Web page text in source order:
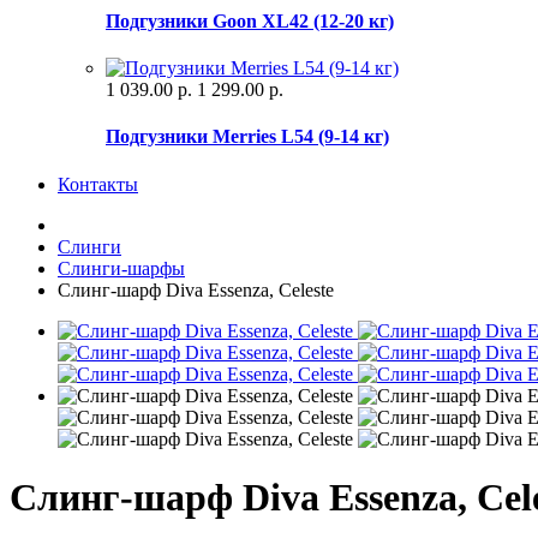
Подгузники Goon XL42 (12-20 кг)
1 039.00 р. 1 299.00 р.
Подгузники Merries L54 (9-14 кг)
Контакты
Слинги
Слинги-шарфы
Слинг-шарф Diva Essenza, Celeste
Слинг-шарф Diva Essenza,